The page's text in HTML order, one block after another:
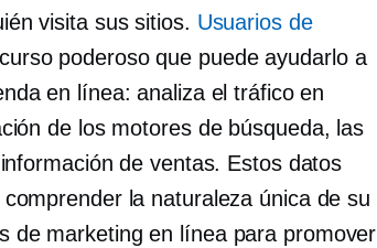
visita sus sitios. Usuarios de
poderoso que puede ayudarlo a
en línea: analiza el tráfico en
de los motores de búsqueda, las
de ventas. Estos datos
la naturaleza única de su
de marketing en línea para promover